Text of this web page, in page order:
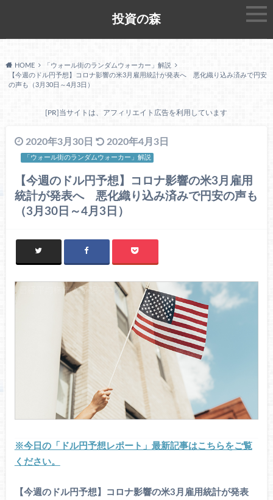
投資の森
HOME
「ウォール街のランダムウォーカー」解説
【今週のドル円予想】コロナ影響の米3月雇用統計が発表へ 悪化織り込み済みで円安
の声も（3月30日～4月3日）
[PR]当サイトは、アフィリエイト広告を利用しています
2020年3月30日 2020年4月3日
「ウォール街のランダムウォーカー」解説
【今週のドル円予想】コロナ影響の米3月雇用
統計が発表へ 悪化織り込み済みで円安の声も
（3月30日～4月3日）
※今日の「ドル円予想レポート」最新記事はこちらをご覧
ください。
【今週のドル円予想】コロナ影響の米3月雇用統計が発表